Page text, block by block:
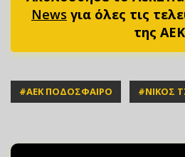
News για όλες τις
της ΑΕΚ
#ΑΕΚ ΠΟΔΟΣΦΑΙΡΟ #ΝΙΚΟΣ